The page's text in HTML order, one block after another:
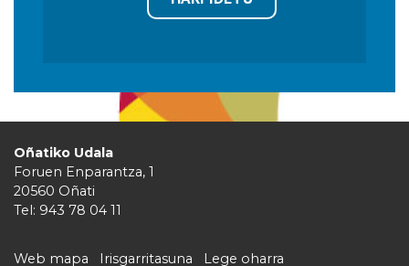
Oñatiko Udala
Foruen Enparantza, 1
20560 Oñati
Tel: 943 78 04 11
Web mapa Irisgarritasuna Lege oharra